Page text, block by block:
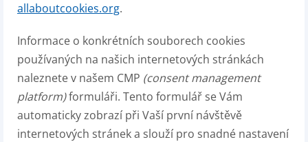
allaboutcookies.org.
Informace o konkrétních souborech cookies
používaných na našich internetových stránkách
naleznete v našem CMP (consent management
platform)formuláři. Tento formulář se Vám
automaticky zobrazí při Vaší první návštěvě
internetových stránek a slouží pro snadné nastavení